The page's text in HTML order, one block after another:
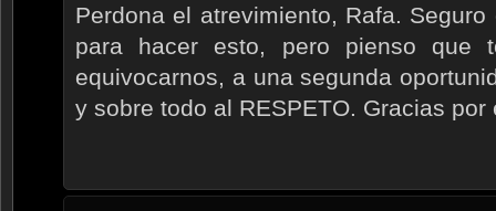
Perdona el atrevimiento, Rafa.
para hacer esto, pero pienso que
equivocarnos, a una segunda
y sobre todo al RESPETO. Gracias